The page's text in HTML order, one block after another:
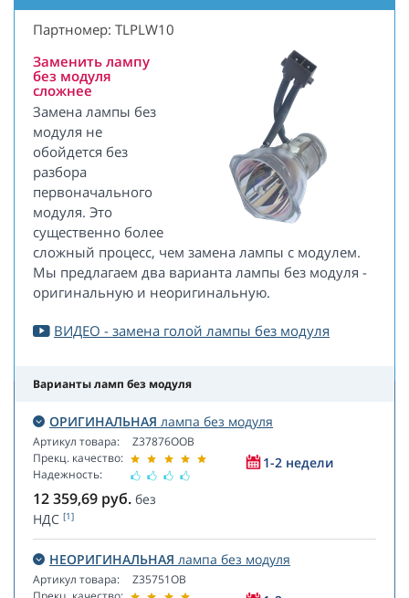
Партномер: TLPLW10
Заменить лампу
без модуля
сложнее
Замена лампы без
модуля не
обойдется без
разбора
первоначального
модуля. Это
существенно более
сложный процесс, чем замена лампы с модулем.
Мы предлагаем два варианта лампы без модуля -
оригинальную и неоригинальную.
ВИДЕО - замена голой лампы без модуля
Варианты ламп без модуля
ОРИГИНАЛЬНАЯ лампа без модуля
Артикул товара:
Прекц. качество:
Надежность:
Z37876OOB
1-2 недели
12 359,69 руб. без
НДС [1]
НЕОРИГИНАЛЬНАЯ лампа без модуля
Артикул товара:
Z35751OB